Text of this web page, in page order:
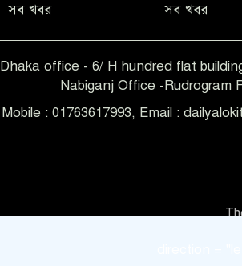
সব খবর সব খবর
Dhaka office - 6/ H hundred flat
Nabiganj Office -Rudrogram
Mobile : 01763617993, Email :